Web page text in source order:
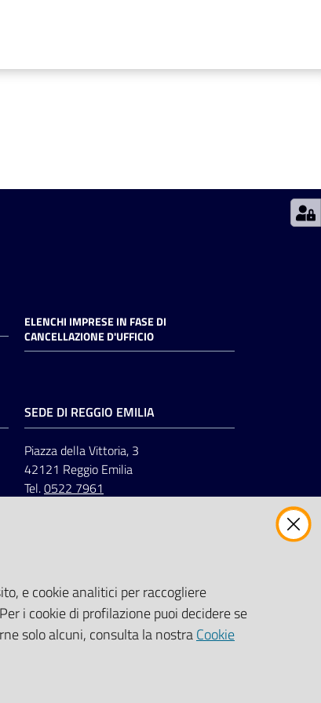
ELENCHI IMPRESE IN FASE DI
CANCELLAZIONE D'UFFICIO
SEDE DI REGGIO EMILIA
Piazza della Vittoria, 3
42121 Reggio Emilia
Tel.0522 7961
e cookie analitici per raccogliere
i cookie di profilazione puoi decidere se
solo alcuni, consulta la nostraCookie